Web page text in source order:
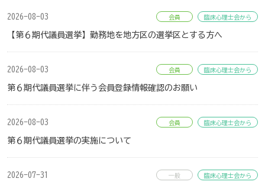
2026-08-03
【第６期代議員選挙】勤務地を地方区の選挙区とする方へ
会員 臨床心理士会から
2026-08-03
第６期代議員選挙に伴う会員登録情報確認のお願い
会員 臨床心理士会から
2026-08-03
第６期代議員選挙の実施について
会員 臨床心理士会から
2026-07-31 一般 臨床心理士会から